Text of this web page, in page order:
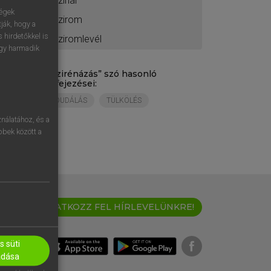
szirom
sziromlevél
szirénázás” szó hasonló
kifejezései:
DUDÁLÁS TÜLKÖLÉS
IRATKOZZ FEL HÍRLEVELÜNKRE!
hogy a
hirdetőkkel is
harmadik
és a
között a
süti